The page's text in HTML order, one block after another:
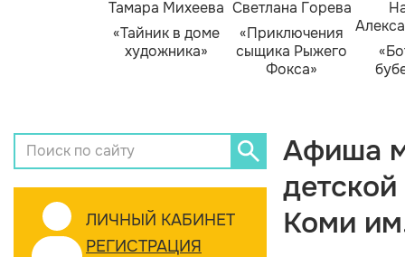
Тамара Михеева
«Тайник в доме
художника»
Светлана Горева
«Приключения
сыщика Рыжего
Фокса»
ЛИЧНЫЙ КАБИНЕТ
РЕГИСТРАЦИЯ
Афиша
Коми